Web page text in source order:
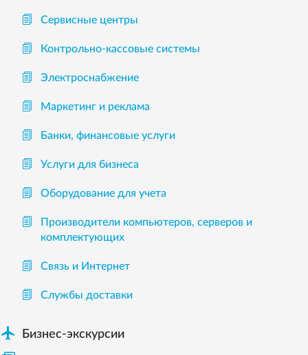
Сервисные центры
Контрольно-кассовые системы
Электроснабжение
Маркетинг и реклама
Банки, финансовые услуги
Услуги для бизнеса
Оборудование для учета
Производители компьютеров, серверов и
комплектующих
Связь и Интернет
Службы доставки
 Бизнес-экскурсии